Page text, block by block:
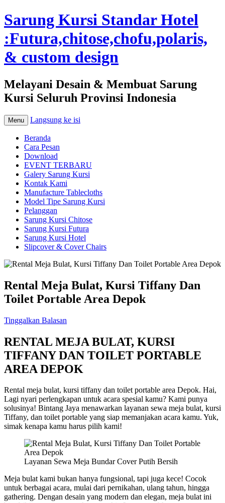
Sarung Kursi Standar Hotel
:Futura,chitose,chofu,polaris,
& custom design
Melayani Desain & Membuat Sarung
Kursi Seluruh Provinsi Indonesia
Menu Langsung ke isi
Beranda
Cara Pesan
Download
EVENT TERBARU
Galery Sarung Kursi
Kontak Kami
Manufacture Tablecloths
Model Tipe Sarung Kursi
Pelanggan
Sarung Kursi Chitose
Sarung Kursi Futura
Sarung Kursi Hotel
Slipcover & Cover Chairs
Rental Meja Bulat, Kursi Tiffany Dan
Toilet Portable Area Depok
Tinggalkan Balasan
RENTAL MEJA BULAT, KURSI
TIFFANY DAN TOILET PORTABLE
AREA DEPOK
Rental meja bulat, kursi tiffany dan toilet portable area Depok. Hai,
Lagi nyari perlengkapan untuk acara spesial kamu? Kami punya
solusinya! Bintang Jaya menawarkan layanan sewa meja bulat, kursi
Tiffany, dan toilet portable yang siap memanjakan acara kamu. Yuk,
simak kenapa kamu harus pilih kami!
Layanan Sewa Meja Bundar Cover Putih Bersih
Meja bulat kami bukan hanya fungsional, tapi juga kece! Cocok
untuk berbagai acara, mulai dari pernikahan, ulang tahun, hingga
gathering. Dengan desain yang modern dan elegan, meja bulat ini